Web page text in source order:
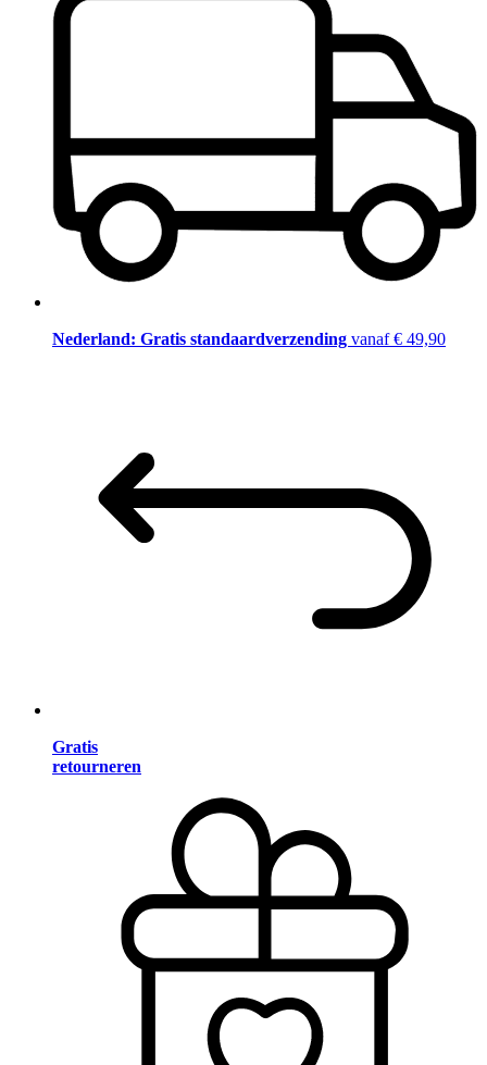
Nederland: Gratis standaardverzending vanaf € 49,90
Gratis
retourneren